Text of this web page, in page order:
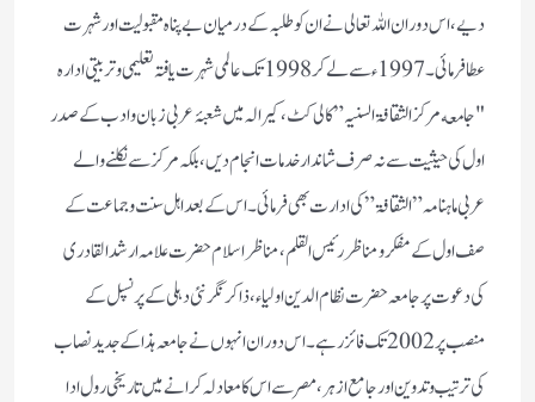
دیے، اس دوران اللہ تعالی نے ان کو طلبہ کے درمیان بے پناہ مقبولیت اور شہرت
عطا فرمائی۔ 1997 ء سے لے کر 1998 تک عالمی شہرت یافتہ تعلیمی و تربیتی اداره
"جامعه مركز الثقافۃ السنیہ”کالی کٹ، کیرالہ میں شعبۂ عربی زبان و ادب کے صدر
اول کی حیثیت سے نہ صرف شاندار خدمات انجام دیں، بلکہ مرکز سے نکلنے والے
عربی ماہنامہ ” الثقافۃ” کی ادارت بھی فرمائی۔ اس کے بعد اہل سنت و جماعت کے
صف اول کے مفکر و مناظر رئیس القلم، مناظر اسلام حضرت علامہ ارشد القادری
کی دعوت پر جامعہ حضرت نظام الدین اولیا ء ، ذاکر نگر نئی دہلی کے پرنسپل کے
منصب پر 2002 تک فائز رہے۔ اس دوران انہوں نے جامعہ ہذا کے جدید نصاب
کی ترتیب و تدوین اور جامع از ہر، مصر سے اس کا معادلہ کرانے میں تاریخی رول ادا